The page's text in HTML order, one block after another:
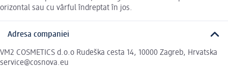
orizontal sau cu vârful îndreptat în jos.
Adresa companiei
VM2 COSMETICS d.o.o Rudeška cesta 14, 10000 Zagreb, Hrvatska
service@cosnova.eu